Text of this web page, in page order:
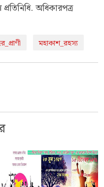
অধিকারপত্র
মহাকাশ_রহস্য